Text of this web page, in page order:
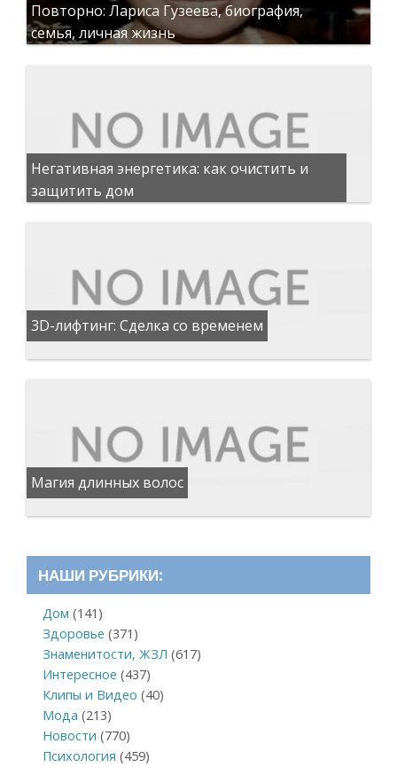
Повторно: Лариса Гузеева, биография,
семья, личная жизнь
Негативная энергетика: как очистить и
защитить дом
3D-лифтинг: Сделка со временем
Магия длинных волос
НАШИ РУБРИКИ:
Дом (141)
Здоровье (371)
Знаменитости, ЖЗЛ (617)
Интересное (437)
Клипы и Видео (40)
Мода (213)
Новости (770)
Психология (459)